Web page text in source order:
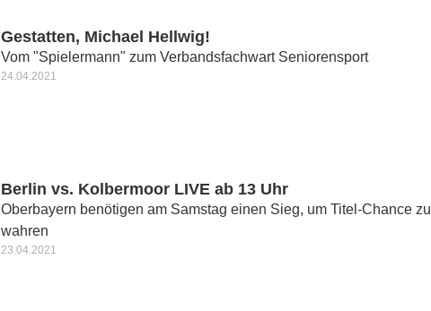
Gestatten, Michael Hellwig!
Vom "Spielermann" zum Verbandsfachwart Seniorensport
24.04.2021
Berlin vs. Kolbermoor LIVE ab 13 Uhr
Oberbayern benötigen am Samstag einen Sieg, um Titel-Chance zu
wahren
23.04.2021